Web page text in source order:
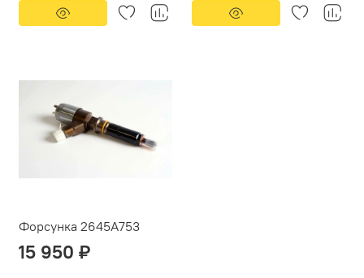
Форсунка 2645A753
15 950 ₽